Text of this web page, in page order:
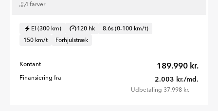
4 farver
El (300 km) 120 hk
8.6s (0-100 km/t)
150 km/t
Forhjulstræk
Kontant 189.990 kr.
Finansiering fra 2.003 kr./md.
Udbetaling 37.998 kr.